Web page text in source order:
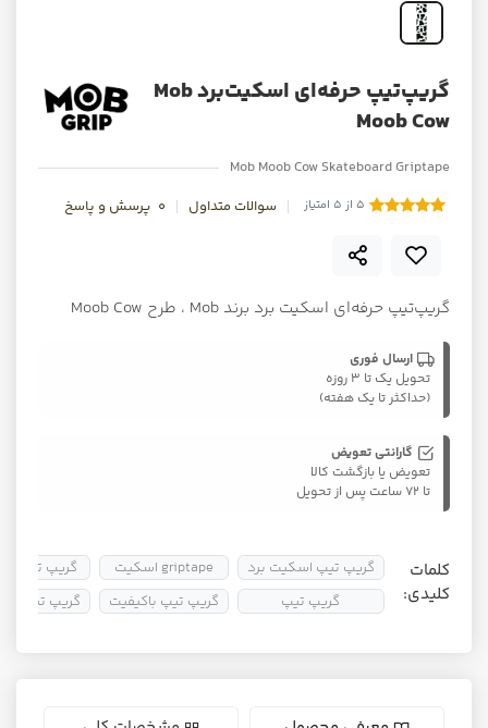
گریپ‌تیپ حرفه‌ای اسکیت‌برد Mob
Moob Cow
Mob Moob Cow Skateboard Griptape
5 از 5 امتیاز سوالات متداول 0 پرسش و پاسخ
گریپ‌تیپ حرفه‌ای اسکیت برد برند Mob ، طرح Moob Cow
ارسال فوری
تحویل یک تا ۳ روزه
(حداکثر تا یک هفته)
گارانتی تعویض
تعویض یا بازگشت کالا
تا ۷۲ ساعت پس از تحویل
کلمات
کلیدی:
گریپ تیپ اسکیت برد
گریپ تیپ
griptape اسکیت
گریپ تیپ باکیفیت
گریپ تیپ
گریپ تیپ